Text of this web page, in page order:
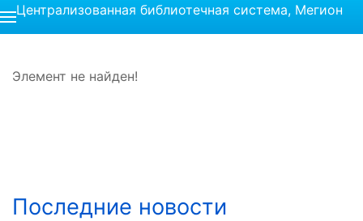
Централизованная библиотечная система, Мегион
Элемент не найден!
Последние новости